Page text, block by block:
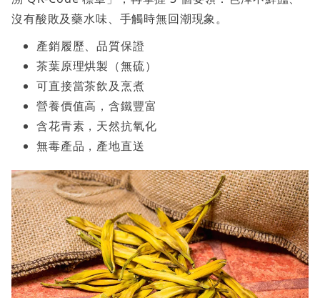
沒有酸敗及藥水味、手觸時無回潮現象。
產銷履歷、品質保證
茶葉原理烘製（無硫）
可直接當茶飲及烹煮
營養價值高，含鐵豐富
含花青素，天然抗氧化
無毒產品，產地直送